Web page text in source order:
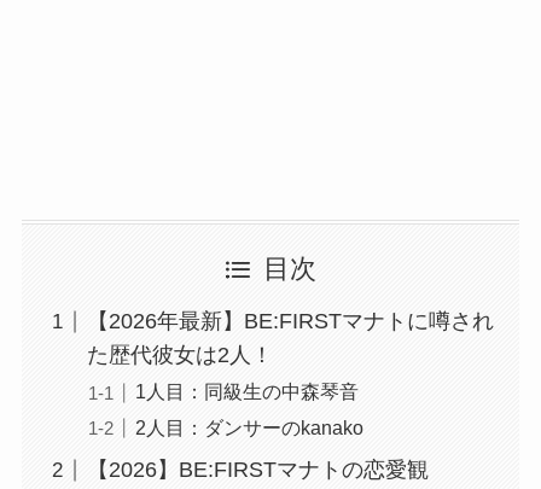
目次
【2026年最新】BE:FIRSTマナトに噂され
た歴代彼女は2人！
1人目：同級生の中森琴音
2人目：ダンサーのkanako
【2026】BE:FIRSTマナトの恋愛観